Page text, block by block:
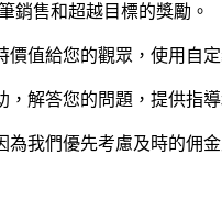
銷售和超越目標的獎勵。
價值給您的觀眾，使用自
，解答您的問題，提供指
為我們優先考慮及時的佣金